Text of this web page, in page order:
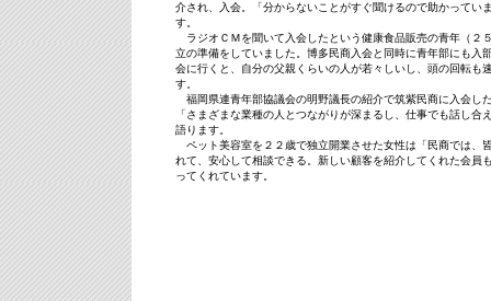
介され、入会。「分からないことがすぐ聞けるので助かってい
す。
ラジオＣＭを聞いて入会したという健康食品販売の青年（２
立の準備をしていました。博多民商入会と同時に青年部にも入
会に行くと、自分の父親くらいの人が若々しいし、頭の回転も
す。
福岡県連青年部協議会の明野議長の紹介で筑紫民商に入会し
「さまざまな業種の人とつながりが深まるし、仕事でも話し合
語ります。
ペット美容室を２２歳で独立開業させた女性は「民商では、
れて、安心して相談できる。新しい顧客を紹介してくれた会員
ってくれています。